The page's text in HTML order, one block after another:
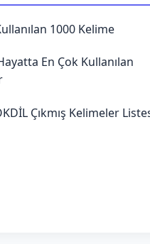
1000 Kelime
En Çok Kullanılan
Çıkmış Kelimeler